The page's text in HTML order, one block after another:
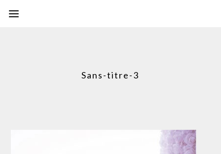
Sans-titre-3